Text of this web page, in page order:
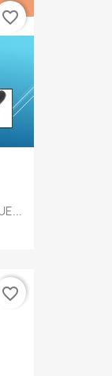
favorite_border
favorite_border